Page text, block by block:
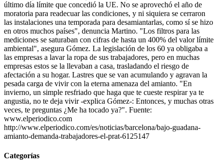
último día límite que concedió la UE. No se aprovechó el año de
moratoria para readecuar las condiciones, y ni siquiera se cerraron
las instalaciones una temporada para desamiantarlas, como sí se hizo
en otros muchos países", denuncia Martino. "Los filtros para las
mediciones se saturaban con cifras de hasta un 400% del valor límite
ambiental", asegura Gómez. La legislación de los 60 ya obligaba a
las empresas a lavar la ropa de sus trabajadores, pero en muchas
empresas estos se la llevaban a casa, trasladando el riesgo de
afectación a su hogar. Lastres que se van acumulando y agravan la
pesada carga de vivir con la eterna amenaza del amianto. "En
invierno, un simple resfriado que haga que te cueste respirar ya te
angustia, no te deja vivir -explica Gómez-: Entonces, y muchas otras
veces, te preguntas ¿Me ha tocado ya?". Fuente:
www.elperiodico.com
http://www.elperiodico.com/es/noticias/barcelona/bajo-guadana-
amianto-demanda-trabajadores-el-prat-6125147
Categorías